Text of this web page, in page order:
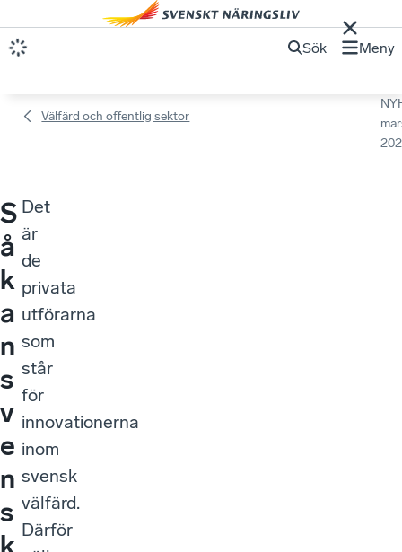
Sök Meny
Välfärd och offentlig sektor
S
å
k
a
n
s
v
e
n
s
Det
är
de
privata
utförarna
som
står
för
innovationerna
inom
svensk
välfärd.
Därför